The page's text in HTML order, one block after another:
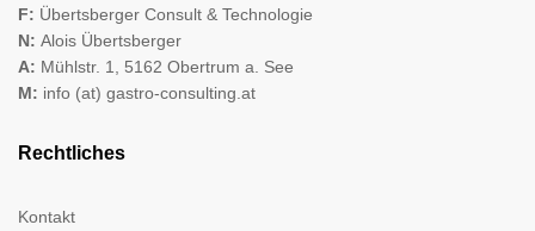
F: Übertsberger Consult & Technologie
N: Alois Übertsberger
A: Mühlstr. 1, 5162 Obertrum a. See
M: info (at) gastro-consulting.at
Rechtliches
Kontakt